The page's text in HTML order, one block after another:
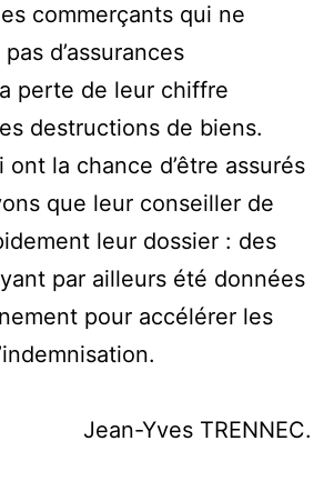
commerçants qui ne
d’assurances
perte de leur chiffre
destructions de biens.
ont la chance d’être assurés
que leur conseiller de
leur dossier : des
par ailleurs été données
pour accélérer les
Jean-Yves TRENNEC.